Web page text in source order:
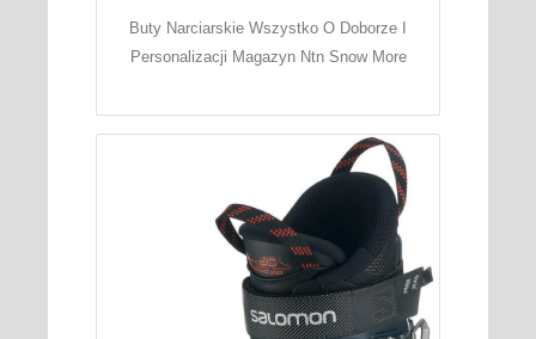
Buty Narciarskie Wszystko O Doborze I
Personalizacji Magazyn Ntn Snow More